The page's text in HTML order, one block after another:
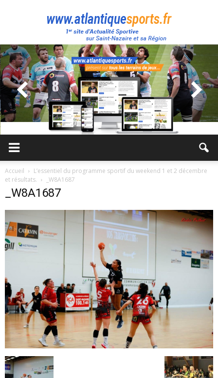
Atlantique
Sport
Accueil
L’essentiel du programme sportif du weekend 1 et 2 décembre
et résultats.
_W8A1687
_W8A1687